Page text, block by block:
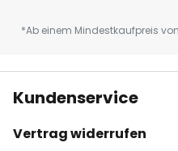
*Ab einem Mindestkaufpreis
Kundenservice
Vertrag widerrufen